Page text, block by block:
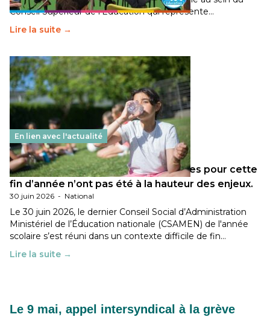
Conseil Supérieur de l’Éducation qui représente…
Lire la suite →
En lien avec l'actualité
Les décisions ministérielles attendues pour cette
fin d’année n’ont pas été à la hauteur des enjeux.
30 juin 2026 - National
Le 30 juin 2026, le dernier Conseil Social d’Administration
Ministériel de l’Éducation nationale (CSAMEN) de l'année
scolaire s’est réuni dans un contexte difficile de fin…
Lire la suite →
Le 9 mai, appel intersyndical à la grève